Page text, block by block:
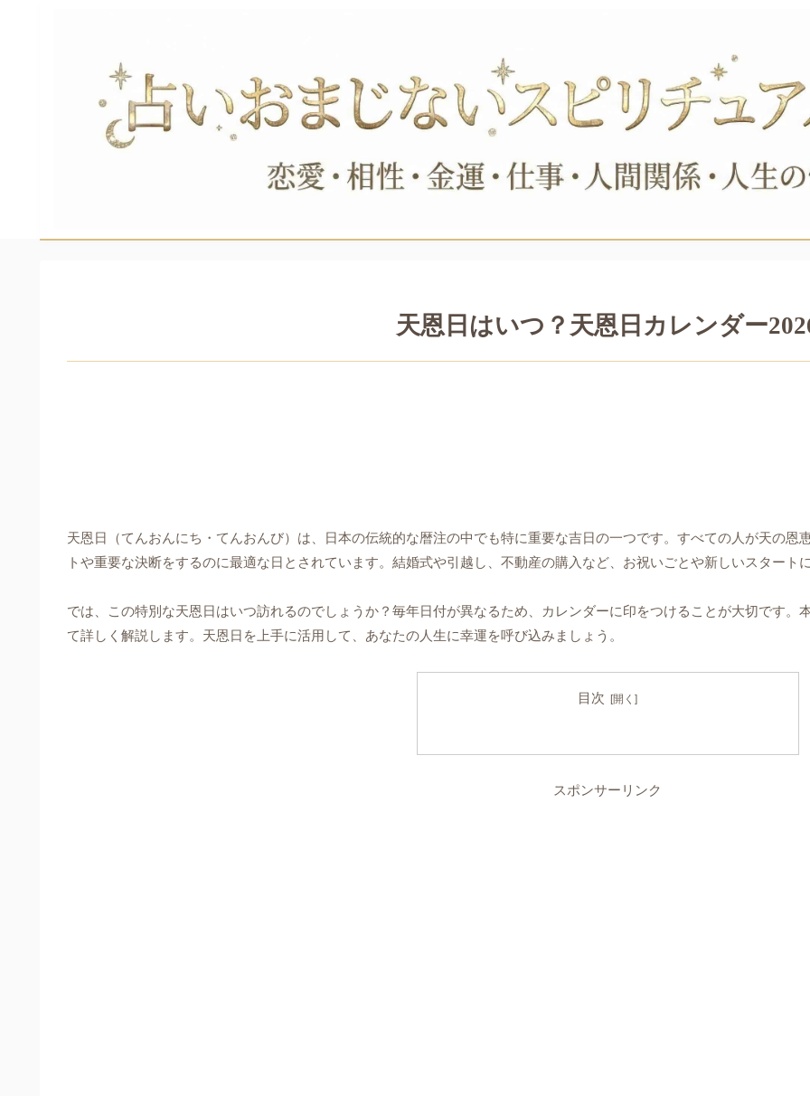
天恩日はいつ？天恩日カレンダー
天恩日（てんおんにち・てんおんび）は、日本の伝統的な暦注の中でも特に重要な吉日の一つです。すべての人が天の
トや重要な決断をするのに最適な日とされています。結婚式や引越し、不動産の購入など、お祝いごとや新しいスタート
では、この特別な天恩日はいつ訪れるのでしょうか？毎年日付が異なるため、カレンダーに印をつけることが大切です
て詳しく解説します。天恩日を上手に活用して、あなたの人生に幸運を呼び込みましょう。
目次
スポンサーリンク